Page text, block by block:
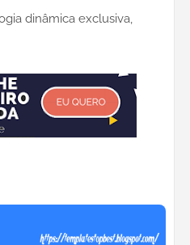
dinâmica exclusiva,